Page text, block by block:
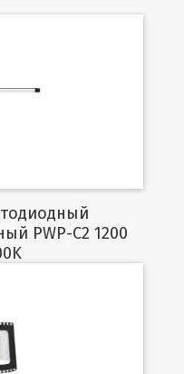
PWP-C2 1200